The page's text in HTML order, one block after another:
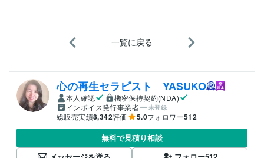
一覧に戻る
心の再生セラピスト YASUKO
本人確認
機密保持契約(NDA)
インボイス発行事業者
未登録
総販売実績8,342評価 5.0フォロワー512
無料で見積り相談